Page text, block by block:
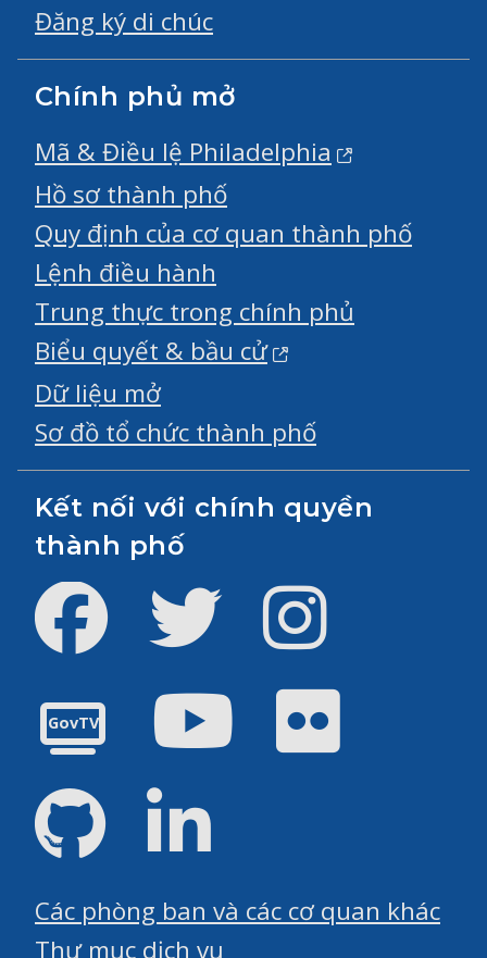
Đăng ký di chúc
Chính phủ mở
Mã & Điều lệ Philadelphia
Hồ sơ thành phố
Quy định của cơ quan thành phố
Lệnh điều hành
Trung thực trong chính phủ
Biểu quyết & bầu cử
Dữ liệu mở
Sơ đồ tổ chức thành phố
Kết nối với chính quyền
thành phố
Facebook Twitter
GovTV
Youtube
GitHub
Các phòng ban và các cơ quan khác
Thư mục dịch vụ